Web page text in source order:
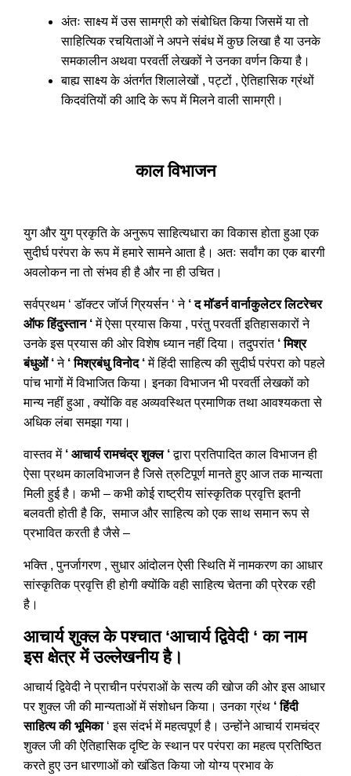
अंतः साक्ष्य में उस सामग्री को संबोधित किया जिसमें या तो
साहित्यिक रचयिताओं ने अपने संबंध में कुछ लिखा है या उनके
समकालीन अथवा परवर्ती लेखकों ने उनका वर्णन किया है।
बाह्य साक्ष्य के अंतर्गत शिलालेखों , पट्टों , ऐतिहासिक ग्रंथों
किदवंतियों की आदि के रूप में मिलने वाली सामग्री।
काल विभाजन
युग और युग प्रकृति के अनुरूप साहित्यधारा का विकास होता हुआ एक
सुदीर्घ परंपरा के रूप में हमारे सामने आता है। अतः सर्वांग का एक बारगी
अवलोकन ना तो संभव ही है और ना ही उचित।
सर्वप्रथम ‘ डॉक्टर जॉर्ज ग्रियर्सन ‘ ने ‘ द मॉडर्न वार्नाकुलेटर लिटरेचर
ऑफ हिंदुस्तान ‘में ऐसा प्रयास किया , परंतु परवर्ती इतिहासकारों ने
उनके इस प्रयास की ओर विशेष ध्यान नहीं दिया। तदुपरांत ‘ मिश्र
बंधुओं ‘ने ‘ मिश्रबंधु विनोद ‘में हिंदी साहित्य की सुदीर्घ परंपरा को पहले
पांच भागों में विभाजित किया। इनका विभाजन भी परवर्ती लेखकों को
मान्य नहीं हुआ , क्योंकि वह अव्यवस्थित प्रमाणिक तथा आवश्यकता से
अधिक लंबा समझा गया।
वास्तव में ‘ आचार्य रामचंद्र शुक्ल ‘द्वारा प्रतिपादित काल विभाजन ही
ऐसा प्रथम कालविभाजन है जिसे त्रुटिपूर्ण मानते हुए आज तक मान्यता
मिली हुई है। कभी – कभी कोई राष्ट्रीय सांस्कृतिक प्रवृत्ति इतनी
बलवती होती है कि, समाज और साहित्य को एक साथ समान रूप से
प्रभावित करती है जैसे –
भक्ति , पुनर्जागरण , सुधार आंदोलन ऐसी स्थिति में नामकरण का आधार
सांस्कृतिक प्रवृत्ति ही होगी क्योंकि वही साहित्य चेतना की प्रेरक रही
है।
आचार्य शुक्ल के पश्चात ‘आचार्य द्विवेदी ‘ का नाम
इस क्षेत्र में उल्लेखनीय है।
आचार्य द्विवेदी ने प्राचीन परंपराओं के सत्य की खोज की ओर इस आधार
पर शुक्ल जी की मान्यताओं में संशोधन किया। उनका ग्रंथ ‘ हिंदी
साहित्य की भूमिका‘ इस संदर्भ में महत्वपूर्ण है। उन्होंने आचार्य रामचंद्र
शुक्ल जी की ऐतिहासिक दृष्टि के स्थान पर परंपरा का महत्व प्रतिष्ठित
करते हुए उन धारणाओं को खंडित किया जो योग्य प्रभाव के